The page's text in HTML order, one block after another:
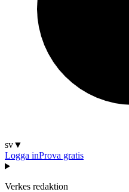
sv▼
Logga inProva gratis
Verkes redaktion